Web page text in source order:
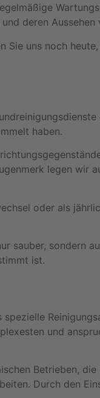
deren Aussehen
Sie uns noch
haben.
legen wir
oder als
sauber, sondern
ist.
und
Betrieben,
Durch den